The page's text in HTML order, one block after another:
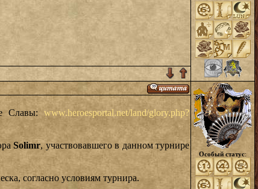
Славы: www.heroesportal.net/land/glory.php?
Solimr, участвовавшего в данном турнире
согласно условиям турнира.
Особый статус: